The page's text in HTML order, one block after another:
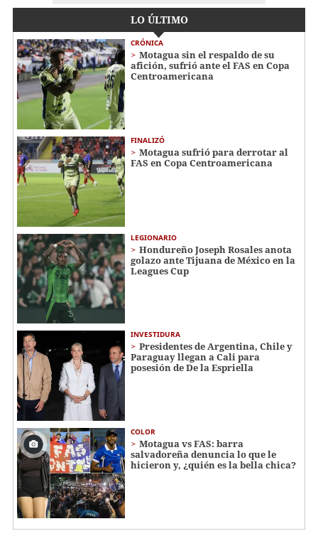
LO ÚLTIMO
CRÓNICA
Motagua sin el respaldo de su
afición, sufrió ante el FAS en Copa
Centroamericana
FINALIZÓ
Motagua sufrió para derrotar al
FAS en Copa Centroamericana
LEGIONARIO
Hondureño Joseph Rosales anota
golazo ante Tijuana de México en la
Leagues Cup
INVESTIDURA
Presidentes de Argentina, Chile y
Paraguay llegan a Cali para
posesión de De la Espriella
COLOR
Motagua vs FAS: barra
salvadoreña denuncia lo que le
hicieron y, ¿quién es la bella chica?